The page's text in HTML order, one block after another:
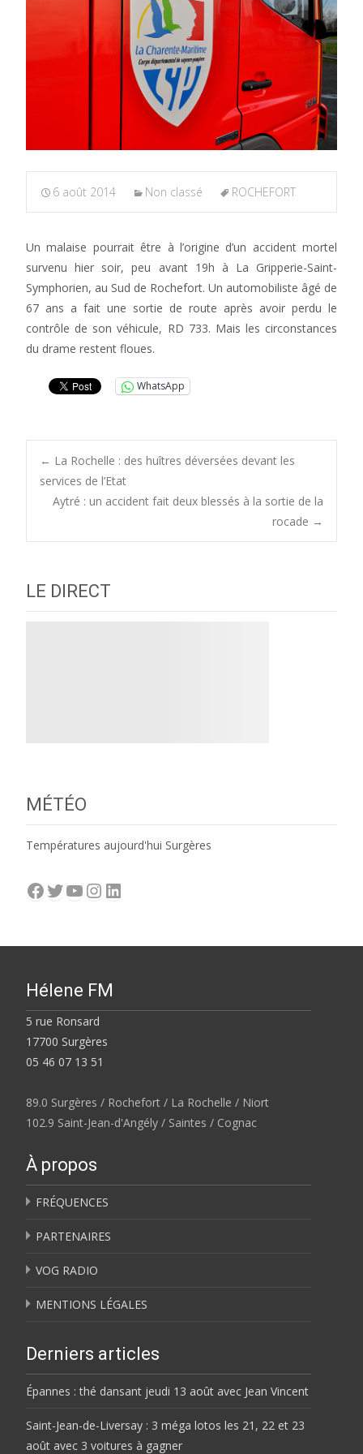
6 août 2014 Non classé ROCHEFORT
Un malaise pourrait être à l’origine d’un accident mortel
survenu hier soir, peu avant 19h à La Gripperie-Saint-
Symphorien, au Sud de Rochefort. Un automobiliste âgé de
67 ans a fait une sortie de route après avoir perdu le
contrôle de son véhicule, RD 733. Mais les circonstances
du drame restent floues.
WhatsApp
Post
navigation
← La Rochelle : des huîtres déversées devant les
services de l’Etat
Aytré : un accident fait deux blessés à la sortie de la
rocade →
LE DIRECT
MÉTÉO
Températures aujourd'hui Surgères
Facebook
Twitter
YouTube
Instagram
LinkedIn
Hélene FM
5 rue Ronsard
17700 Surgères
05 46 07 13 51
89.0 Surgères / Rochefort / La Rochelle / Niort
102.9 Saint-Jean-d'Angély / Saintes / Cognac
À propos
FRÉQUENCES
PARTENAIRES
VOG RADIO
MENTIONS LÉGALES
Derniers articles
Épannes : thé dansant jeudi 13 août avec Jean Vincent
Saint-Jean-de-Liversay : 3 méga lotos les 21, 22 et 23
août avec 3 voitures à gagner